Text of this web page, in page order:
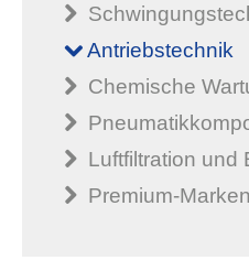
Antriebstechnik
Chemische
Luftfiltration und
Premium-Marken